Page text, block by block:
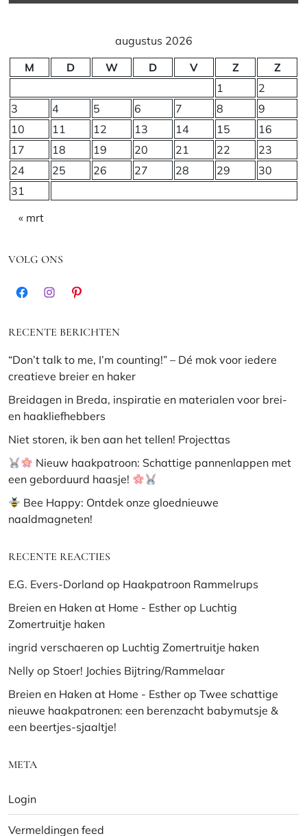
augustus 2026
M
D W D V Z
Z
1
2
3
4 5 6 7 8
9
10
11 12 13 14 15
16
17
18 19 20 21 22
23
24
25 26 27 28 29
30
31
« mrt
VOLG ONS
FacebookInstagramPinterest
RECENTE BERICHTEN
“Don’t talk to me, I’m counting!” – Dé mok voor iedere
creatieve breier en haker
Breidagen in Breda, inspiratie en materialen voor brei-
en haakliefhebbers
Niet storen, ik ben aan het tellen! Projecttas
Nieuw haakpatroon: Schattige pannenlappen met
een geborduurd haasje!
Bee Happy: Ontdek onze gloednieuwe
naaldmagneten!
RECENTE REACTIES
E.G. Evers-Dorland op Haakpatroon Rammelrups
Breien en Haken at Home - Esther op Luchtig
Zomertruitje haken
ingrid verschaeren op Luchtig Zomertruitje haken
Nelly op Stoer! Jochies Bijtring/Rammelaar
Breien en Haken at Home - Esther op Twee schattige
nieuwe haakpatronen: een berenzacht babymutsje &
een beertjes-sjaaltje!
META
Login
Vermeldingen feed